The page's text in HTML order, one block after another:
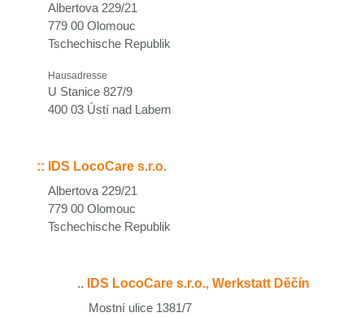
Albertova 229/21
779 00 Olomouc
Tschechische Republik
Hausadresse
U Stanice 827/9
400 03 Ústí nad Labem
:: IDS LocoCare s.r.o.
Albertova 229/21
779 00 Olomouc
Tschechische Republik
.. IDS LocoCare s.r.o., Werkstatt Děčín
Mostní ulice 1381/7